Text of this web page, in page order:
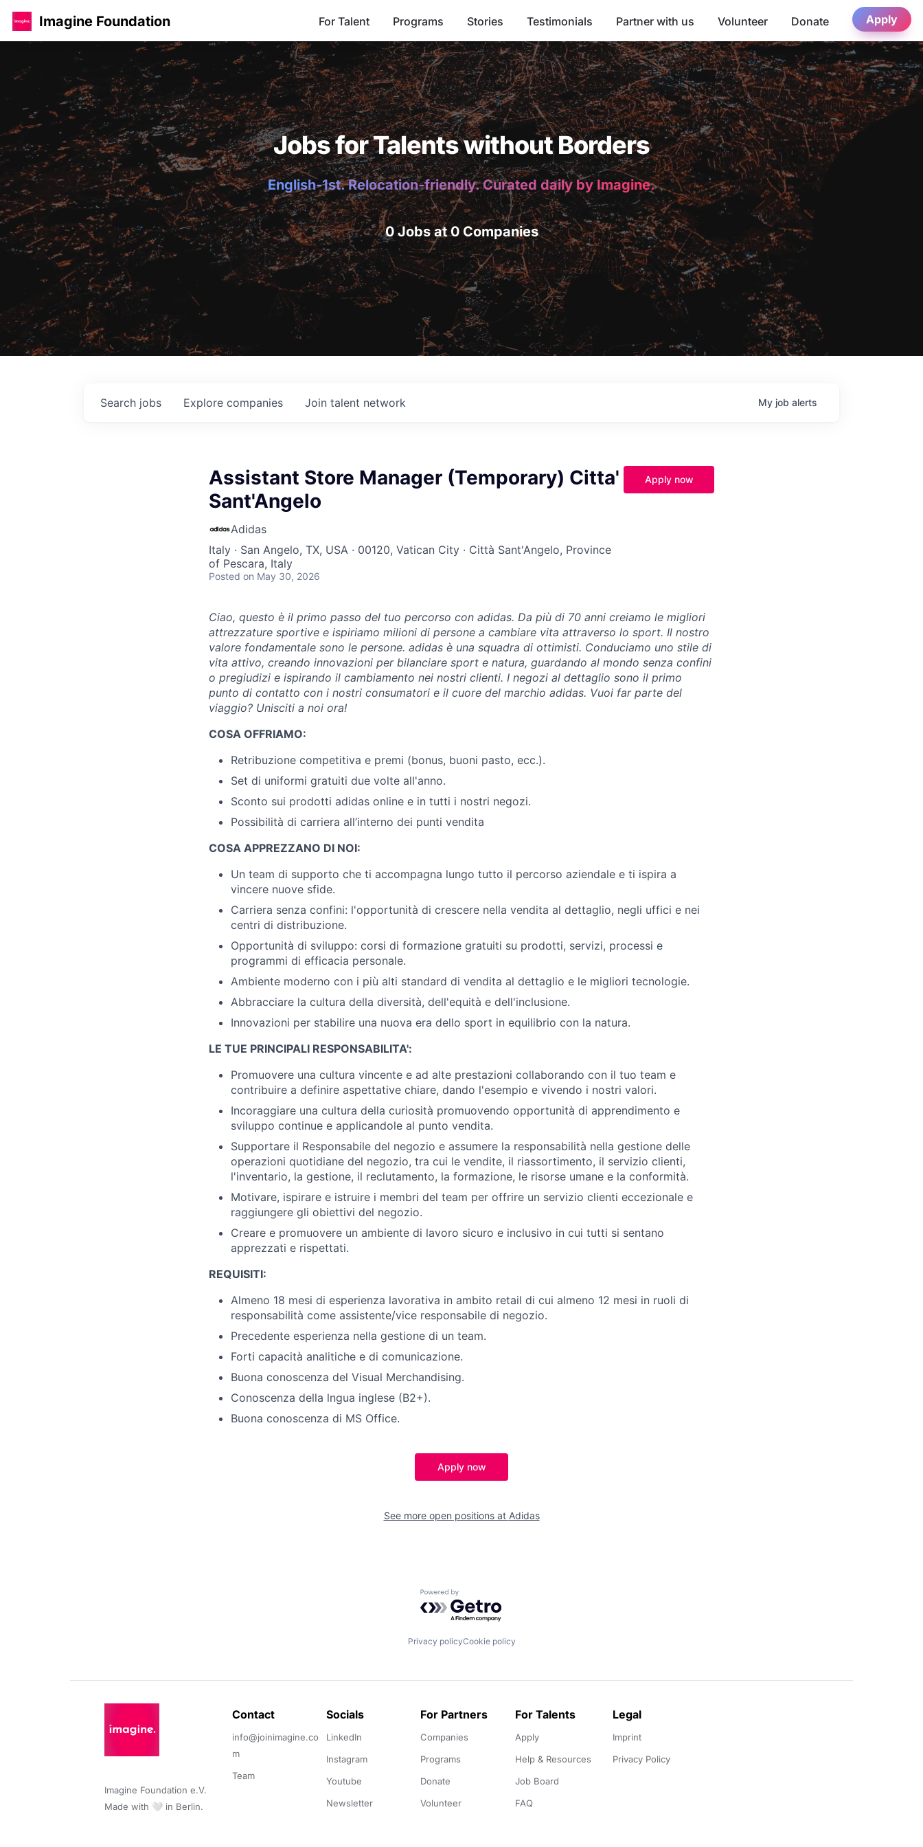
Imagine Foundation For Talent Programs Stories Testimonials Partner with us Volunteer Donate Apply
Jobs for Talents without Borders
English-1st. Relocation-friendly. Curated daily by Imagine.
0 Jobs at 0 Companies
Search jobs Explore companies Join talent network My job alerts
Assistant Store Manager (Temporary) Citta'
Sant'Angelo
Adidas
Italy · San Angelo, TX, USA · 00120, Vatican City · Città Sant'Angelo, Province
of Pescara, Italy
Posted on May 30, 2026
Apply now
Ciao, questo è il primo passo del tuo percorso con adidas. Da più di 70 anni creiamo le migliori
attrezzature sportive e ispiriamo milioni di persone a cambiare vita attraverso lo sport. Il nostro
valore fondamentale sono le persone. adidas è una squadra di ottimisti. Conduciamo uno stile di
vita attivo, creando innovazioni per bilanciare sport e natura, guardando al mondo senza confini
o pregiudizi e ispirando il cambiamento nei nostri clienti. I negozi al dettaglio sono il primo
punto di contatto con i nostri consumatori e il cuore del marchio adidas. Vuoi far parte del
viaggio? Unisciti a noi ora!
COSA OFFRIAMO:
Retribuzione competitiva e premi (bonus, buoni pasto, ecc.).
Set di uniformi gratuiti due volte all'anno.
Sconto sui prodotti adidas online e in tutti i nostri negozi.
Possibilità di carriera all’interno dei punti vendita
COSA APPREZZANO DI NOI:
Un team di supporto che ti accompagna lungo tutto il percorso aziendale e ti ispira a
vincere nuove sfide.
Carriera senza confini: l'opportunità di crescere nella vendita al dettaglio, negli uffici e nei
centri di distribuzione.
Opportunità di sviluppo: corsi di formazione gratuiti su prodotti, servizi, processi e
programmi di efficacia personale.
Ambiente moderno con i più alti standard di vendita al dettaglio e le migliori tecnologie.
Abbracciare la cultura della diversità, dell'equità e dell'inclusione.
Innovazioni per stabilire una nuova era dello sport in equilibrio con la natura.
LE TUE PRINCIPALI RESPONSABILITA':
Promuovere una cultura vincente e ad alte prestazioni collaborando con il tuo team e
contribuire a definire aspettative chiare, dando l'esempio e vivendo i nostri valori.
Incoraggiare una cultura della curiosità promuovendo opportunità di apprendimento e
sviluppo continue e applicandole al punto vendita.
Supportare il Responsabile del negozio e assumere la responsabilità nella gestione delle
operazioni quotidiane del negozio, tra cui le vendite, il riassortimento, il servizio clienti,
l'inventario, la gestione, il reclutamento, la formazione, le risorse umane e la conformità.
Motivare, ispirare e istruire i membri del team per offrire un servizio clienti eccezionale e
raggiungere gli obiettivi del negozio.
Creare e promuovere un ambiente di lavoro sicuro e inclusivo in cui tutti si sentano
apprezzati e rispettati.
REQUISITI:
Almeno 18 mesi di esperienza lavorativa in ambito retail di cui almeno 12 mesi in ruoli di
responsabilità come assistente/vice responsabile di negozio.
Precedente esperienza nella gestione di un team.
Forti capacità analitiche e di comunicazione.
Buona conoscenza del Visual Merchandising.
Conoscenza della lngua inglese (B2+).
Buona conoscenza di MS Office.
Apply now
See more open positions at Adidas
Powered by Getro.com
Privacy policyCookie policy
Imagine Foundation e.V.
Made with 🤍 in Berlin.
Contact
info@joinimagine.co
m
Team
Socials
LinkedIn
Instagram
Youtube
Newsletter
For Partners
Companies
Programs
Donate
Volunteer
For Talents
Apply
Help & Resources
Job Board
FAQ
Legal
Imprint
Privacy Policy